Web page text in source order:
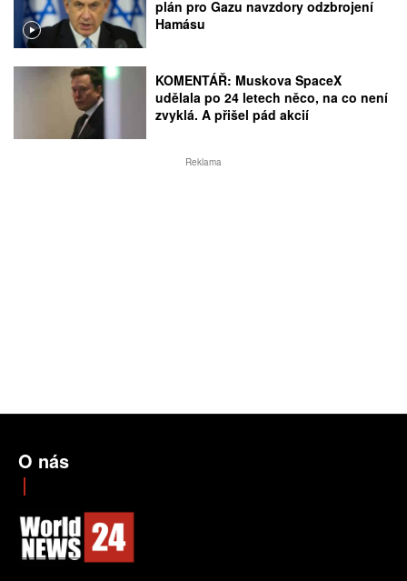
plán pro Gazu navzdory odzbrojení
Hamásu
KOMENTÁŘ: Muskova SpaceX
udělala po 24 letech něco, na co není
zvyklá. A přišel pád akcií
Reklama
O nás